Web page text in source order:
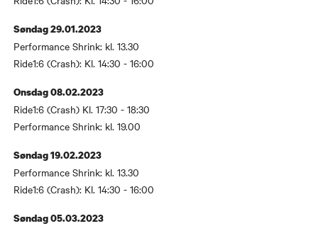
Søndag 29.01.2023
Performance Shrink: kl. 13.30
Ride1:6 (Crash): Kl. 14:30 - 16:00
Onsdag 08.02.2023
Ride1:6 (Crash) Kl. 17:30 - 18:30
Performance Shrink: kl. 19.00
Søndag 19.02.2023
Performance Shrink: kl. 13.30
Ride1:6 (Crash): Kl. 14:30 - 16:00
Søndag 05.03.2023